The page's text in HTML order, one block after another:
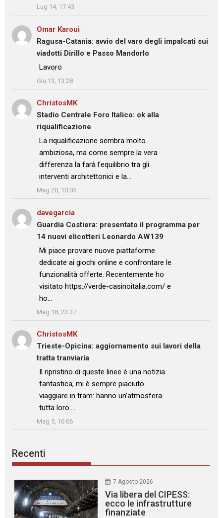
Lug 14, 17:43
Omar Karoui
Ragusa-Catania: avvio del varo degli impalcati sui
viadotti Dirillo e Passo Mandorlo
: “Lavoro
”
Giu 13, 13:28
ChristosMKsu
Stadio Centrale Foro Italico: ok alla
riqualificazione
: “La riqualificazione sembra molto
ambiziosa, ma come sempre la vera
differenza la farà l’equilibrio tra gli
interventi architettonici e la…
”
Mag 20, 10:05
davegarcia
Guardia Costiera: presentato il programma per
14 nuovi elicotteri Leonardo AW139
: “
Mi piace provare nuove piattaforme
dedicate ai giochi online e confrontare le
funzionalità offerte. Recentemente ho
visitato https://verde-casinoitalia.com/ e
ho…
”
Mag 18, 23:37
ChristosMKsu
Trieste-Opicina: aggiornamento sui lavori della
tratta tranviaria
: “
Il ripristino di queste linee è una notizia
fantastica, mi è sempre piaciuto
viaggiare in tram: hanno un’atmosfera
tutta loro.…
”
Mag 5, 16:06
Recenti
7 Agosto 2026
Via libera del CIPESS:
ecco le infrastrutture
finanziate